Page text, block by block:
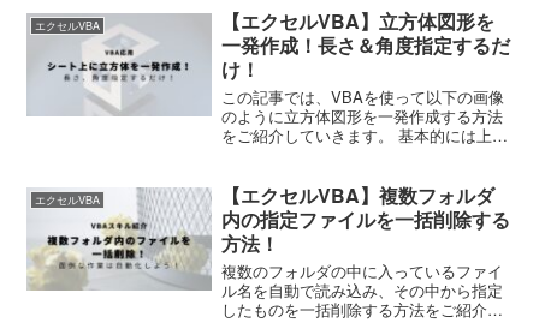
エクセルVBA
【エクセルVBA】立方体図形を
一発作成！長さ＆角度指定するだ
け！
この記事では、VBAを使って以下の画像
のように立方体図形を一発作成する方法
をご紹介していきます。 基本的には上の
境構築 先ほど紹介した立方体はVBAを使
って作...
エクセルVBA
【エクセルVBA】複数フォルダ
内の指定ファイルを一括削除する
方法！
複数のフォルダの中に入っているファイ
ル名を自動で読み込み、その中から指定
したものを一括削除する方法をご紹介し